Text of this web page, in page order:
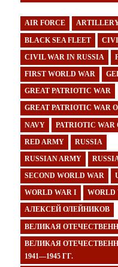
AIR FORCE
BLACK SEA FLEET
CIVIL WAR IN RUSSIA
FIRST WORLD WAR
GREAT PATRIOTIC WAR
GREAT PATRIOTIC WAR
NAVY PATRIOTIC WAR
RED ARMY RUSSIA
RUSSIAN ARMY
SECOND WORLD WAR
WORLD WAR I WORLD
АЛЕКСЕЙ ОЛЕЙНИКОВ
ВЕЛИКАЯ
ВЕЛИКАЯ
1941—1945 ГГ.